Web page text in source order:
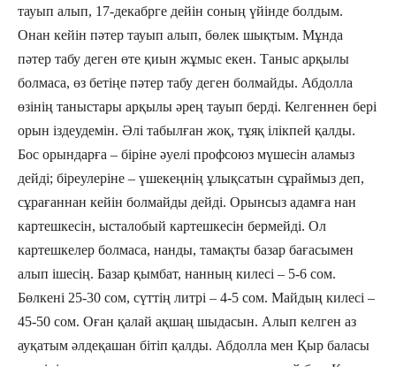
тауып алып, 17-декабрге дейін соның үйінде болдым.
Онан кейін пәтер тауып алып, бөлек шықтым. Мұнда
пәтер табу деген өте қиын жұмыс екен. Таныс арқылы
болмаса, өз бетіңе пәтер табу деген болмайды. Абдолла
өзінің таныстары арқылы әрең тауып берді. Келгеннен бері
орын іздеудемін. Әлі табылған жоқ, тұяқ ілікпей қалды.
Бос орындарға – біріне әуелі профсоюз мүшесін аламыз
дейді; біреулеріне – үшекеңнің ұлықсатын сұраймыз деп,
сұрағаннан кейін болмайды дейді. Орынсыз адамға нан
картешкесін, ысталобый картешкесін бермейді. Ол
картешкелер болмаса, нанды, тамақты базар бағасымен
алып ішесің. Базар қымбат, нанның килесі – 5-6 сом.
Бөлкені 25-30 сом, сүттің литрі – 4-5 сом. Майдың килесі –
45-50 сом. Оған қалай ақшаң шыдасын. Алып келген аз
ауқатым әлдеқашан бітіп қалды. Абдолла мен Қыр баласы